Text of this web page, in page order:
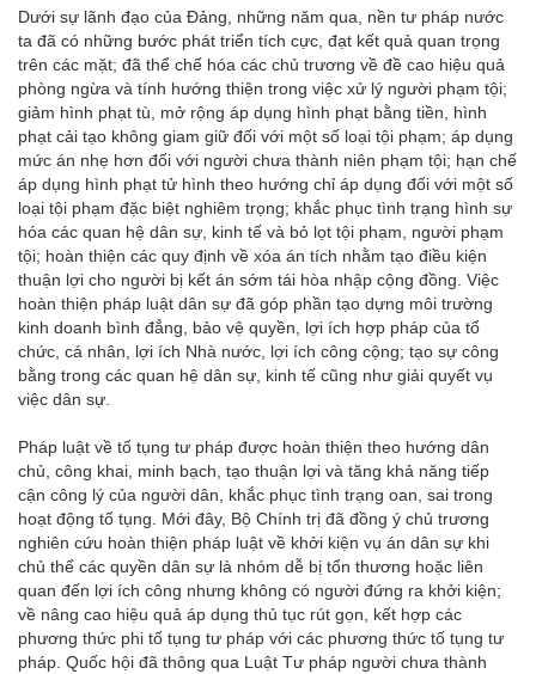
Dưới sự lãnh đạo của Đảng, những năm qua, nền tư pháp nước
ta đã có những bước phát triển tích cực, đạt kết quả quan trọng
trên các mặt; đã thể chế hóa các chủ trương về đề cao hiệu quả
phòng ngừa và tính hướng thiện trong việc xử lý người phạm tội;
giảm hình phạt tù, mở rộng áp dụng hình phạt bằng tiền, hình
phạt cải tạo không giam giữ đối với một số loại tội phạm; áp dụng
mức án nhẹ hơn đối với người chưa thành niên phạm tội; hạn chế
áp dụng hình phạt tử hình theo hướng chỉ áp dụng đối với một số
loại tội phạm đặc biệt nghiêm trọng; khắc phục tình trạng hình sự
hóa các quan hệ dân sự, kinh tế và bỏ lọt tội phạm, người phạm
tội; hoàn thiện các quy định về xóa án tích nhằm tạo điều kiện
thuận lợi cho người bị kết án sớm tái hòa nhập cộng đồng. Việc
hoàn thiện pháp luật dân sự đã góp phần tạo dựng môi trường
kinh doanh bình đẳng, bảo vệ quyền, lợi ích hợp pháp của tổ
chức, cá nhân, lợi ích Nhà nước, lợi ích công cộng; tạo sự công
bằng trong các quan hệ dân sự, kinh tế cũng như giải quyết vụ
việc dân sự.
Pháp luật về tố tụng tư pháp được hoàn thiện theo hướng dân
chủ, công khai, minh bạch, tạo thuận lợi và tăng khả năng tiếp
cận công lý của người dân, khắc phục tình trạng oan, sai trong
hoạt động tố tụng. Mới đây, Bộ Chính trị đã đồng ý chủ trương
nghiên cứu hoàn thiện pháp luật về khởi kiện vụ án dân sự khi
chủ thể các quyền dân sự là nhóm dễ bị tổn thương hoặc liên
quan đến lợi ích công nhưng không có người đứng ra khởi kiện;
về nâng cao hiệu quả áp dụng thủ tục rút gọn, kết hợp các
phương thức phi tố tụng tư pháp với các phương thức tố tụng tư
pháp. Quốc hội đã thông qua Luật Tư pháp người chưa thành